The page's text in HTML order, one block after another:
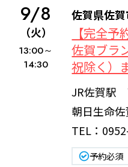
9/8
（火）
13:00～
14:30
佐賀県佐
【完全
佐賀ブ
祝除く）
JR佐賀駅
朝日生命
TEL：
予約必須